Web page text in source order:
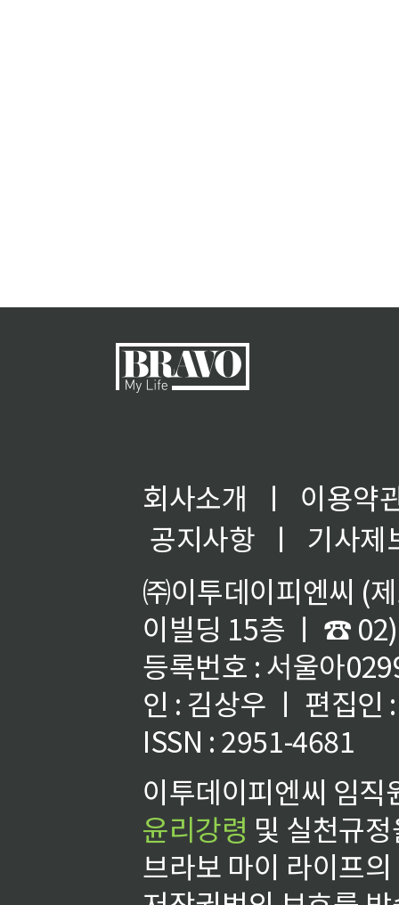
회사소개 ㅣ
이용약
공지사항
ㅣ
기사제
㈜이투데이피엔씨 (
이빌딩 15층 ㅣ ☎
등록번호 : 서울아
인 : 김상우 ㅣ 편집인
ISSN : 2951-4681
이투데이피엔씨 임
윤리강령 및 실천규
브라보 마이 라이프